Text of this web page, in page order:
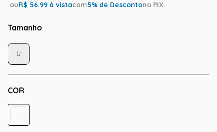
ouR$ 56.99 à vistacom5% de Descontono PIX.
Tamanho
COR
U